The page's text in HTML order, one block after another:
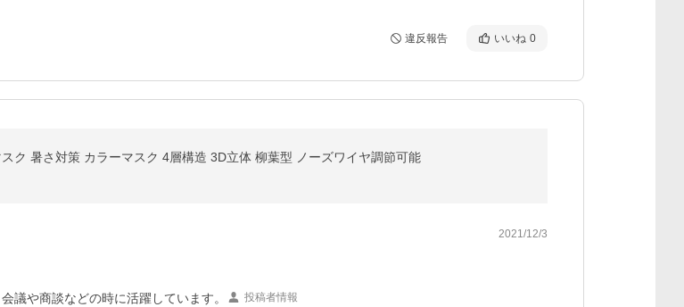
違反報告 いいね 0
ク 暑さ対策 カラーマスク 4層構造 3D立体 柳葉型 ノーズワイヤ調節可能
2021/12/3
議や商談などの時に活躍しています。
投稿者情報